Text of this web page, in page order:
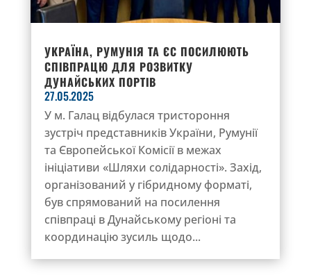
УКРАЇНА, РУМУНІЯ ТА ЄС ПОСИЛЮЮТЬ
СПІВПРАЦЮ ДЛЯ РОЗВИТКУ
ДУНАЙСЬКИХ ПОРТІВ
27.05.2025
У м. Галац відбулася тристороння
зустріч представників України, Румунії
та Європейської Комісії в межах
ініціативи «Шляхи солідарності». Захід,
організований у гібридному форматі,
був спрямований на посилення
співпраці в Дунайському регіоні та
координацію зусиль щодо...